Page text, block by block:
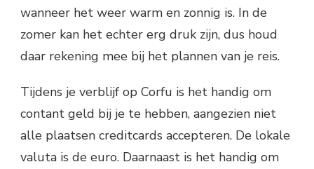
wanneer het weer warm en zonnig is. In de
zomer kan het echter erg druk zijn, dus houd
daar rekening mee bij het plannen van je reis.
Tijdens je verblijf op Corfu is het handig om
contant geld bij je te hebben, aangezien niet
alle plaatsen creditcards accepteren. De lokale
valuta is de euro. Daarnaast is het handig om